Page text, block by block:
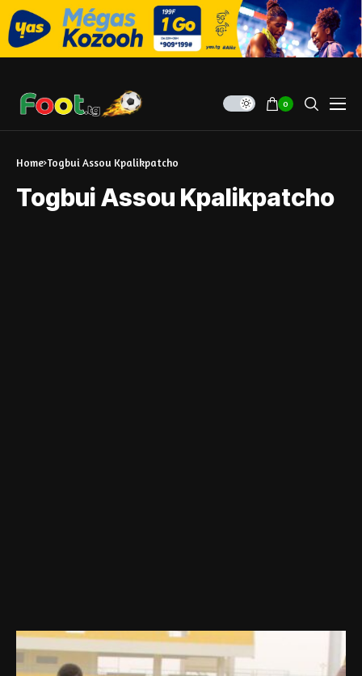
0
Home Togbui Assou Kpalikpatcho
Togbui Assou Kpalikpatcho